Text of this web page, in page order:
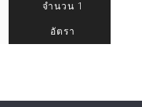
จำนวน 1
อัตรา